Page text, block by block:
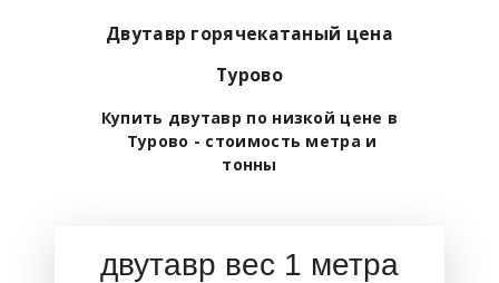
Двутавр горячекатаный цена
Турово
Купить двутавр по низкой цене в
Турово - стоимость метра и
тонны
двутавр вес 1 метра